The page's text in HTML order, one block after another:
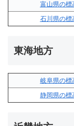
富山県の標
石川県の標
東海地方
岐阜県の標
静岡県の標